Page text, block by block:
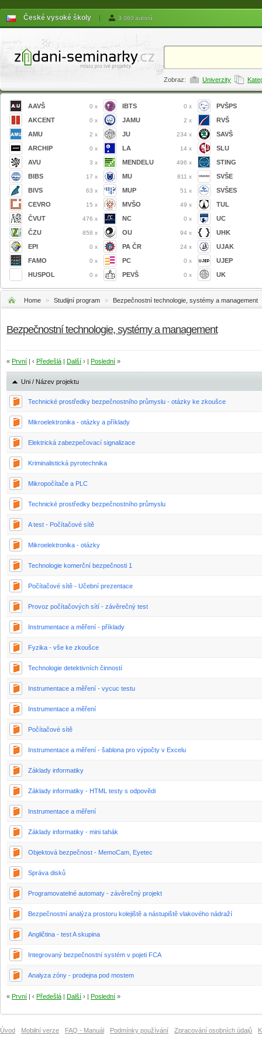
České vysoké školy | 3 060 autorů
Zobraz: Univerzity
AAVŠ 0 x
AKCENT 0 x
AMU 2 x
ARCHIP 0 x
AVU 3 x
BIBS 17 x
BIVS 63 x
CEVRO 15 x
ČVUT 476 x
ČZU 858 x
EPI 0 x
FAMO 0 x
HUSPOL 0 x
IBTS 0 x
JAMU 2 x
JU 234 x
LA 14 x
MENDELU 496 x
MU 811 x
MUP 51 x
MVŠO 49 x
NC 0 x
OU 94 x
PA ČR 24 x
PC 0 x
PEVŠ 0 x
PVŠPS
RVŠ
SAVŠ
SLU
STING
SVŠE
SVŠES
TUL
UC
UHK
UJAK
UJEP
UK
Home » Studijní program » Bezpečnostní technologie, systémy a management
Bezpečnostní technologie, systémy a management
« První | ‹ Předešlá | Další › | Poslední »
Uni / Název projektu
Technické prostředky bezpečnostního průmyslu - otázky ke zkoušce
Mikroelektronika - otázky a příklady
Elektrická zabezpečovací signalizace
Kriminalistická pyrotechnika
Mikropočítače a PLC
Technické prostředky bezpečnostního průmyslu
A test - Počítačové sítě
Mikroelektronika - otázky
Technologie komerční bezpečnosti 1
Počítačové sítě - Učební prezentace
Provoz počítačových sítí - závěrečný test
Instrumentace a měření - příklady
Fyzika - vše ke zkoušce
Technologie detektivních činností
Instrumentace a měření - vycuc testu
Instrumentace a měření
Počítačové sítě
Instrumentace a měření - šablona pro výpočty v Excelu
Základy informatiky
Základy informatiky - HTML testy s odpovědi
Instrumentace a měření
Základy informatiky - mini tahák
Objektová bezpečnost - MemoCam, Eyetec
Správa disků
Programovatelné automaty - závěrečný projekt
Bezpečnostní analýza prostoru kolejiště a nástupiště vlakového nádraží
Angličtina - test A skupina
Integrovaný bezpečnostní systém v pojeti FCA
Analyza zóny - prodejna pod mostem
« První | ‹ Předešlá | Další › | Poslední »
Úvod Mobilní verze FAQ - Manuál Podmínky používání Zpracování osobních údajů